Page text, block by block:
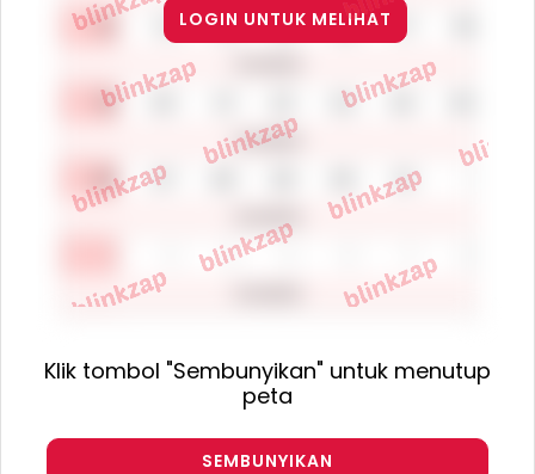
LOGIN UNTUK MELIHAT
Klik tombol "Sembunyikan" untuk menutup
peta
SEMBUNYIKAN